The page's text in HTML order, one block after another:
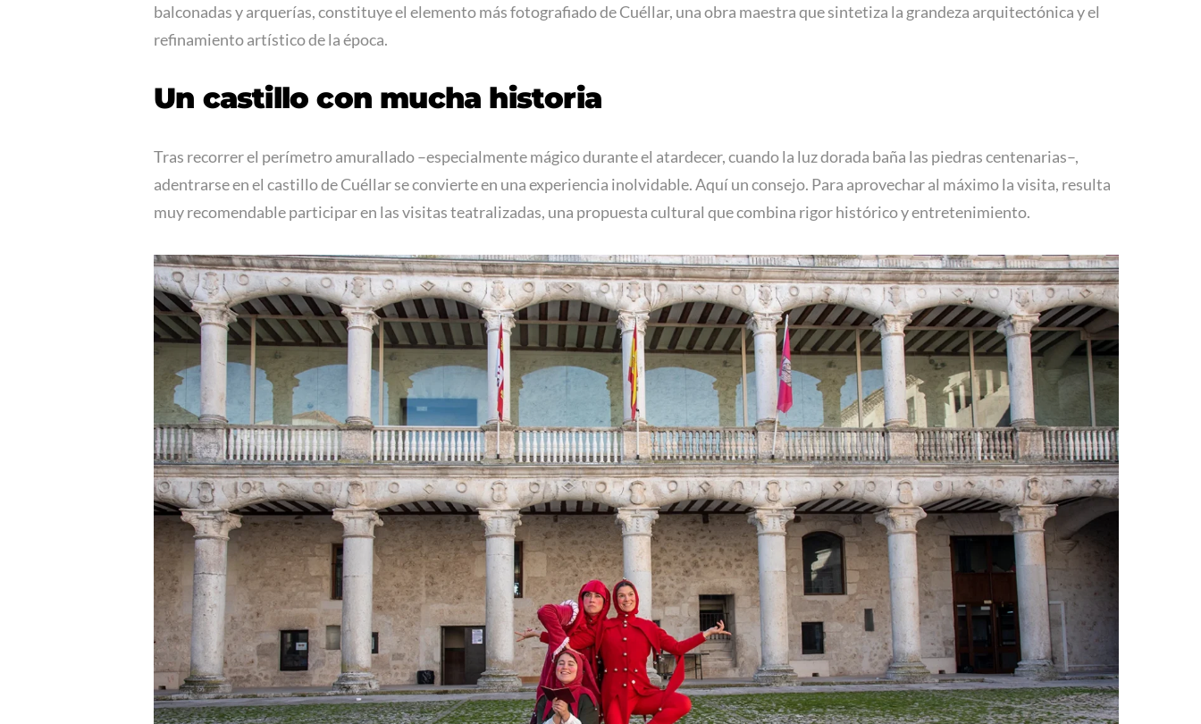
balconadas y arquerías, constituye el elemento más fotografiado de Cuéllar, una obra maestra que sintetiza la grandeza arquitectónica y el
refinamiento artístico de la época.
Un castillo con mucha historia
Tras recorrer el perímetro amurallado –especialmente mágico durante el atardecer, cuando la luz dorada baña las piedras centenarias–,
adentrarse en el castillo de Cuéllar se convierte en una experiencia inolvidable. Aquí un consejo. Para aprovechar al máximo la visita, resulta
muy recomendable participar en las visitas teatralizadas, una propuesta cultural que combina rigor histórico y entretenimiento.